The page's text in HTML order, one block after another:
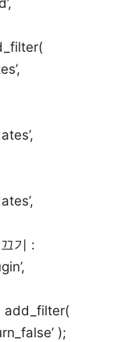
기 :
add_filter(
);